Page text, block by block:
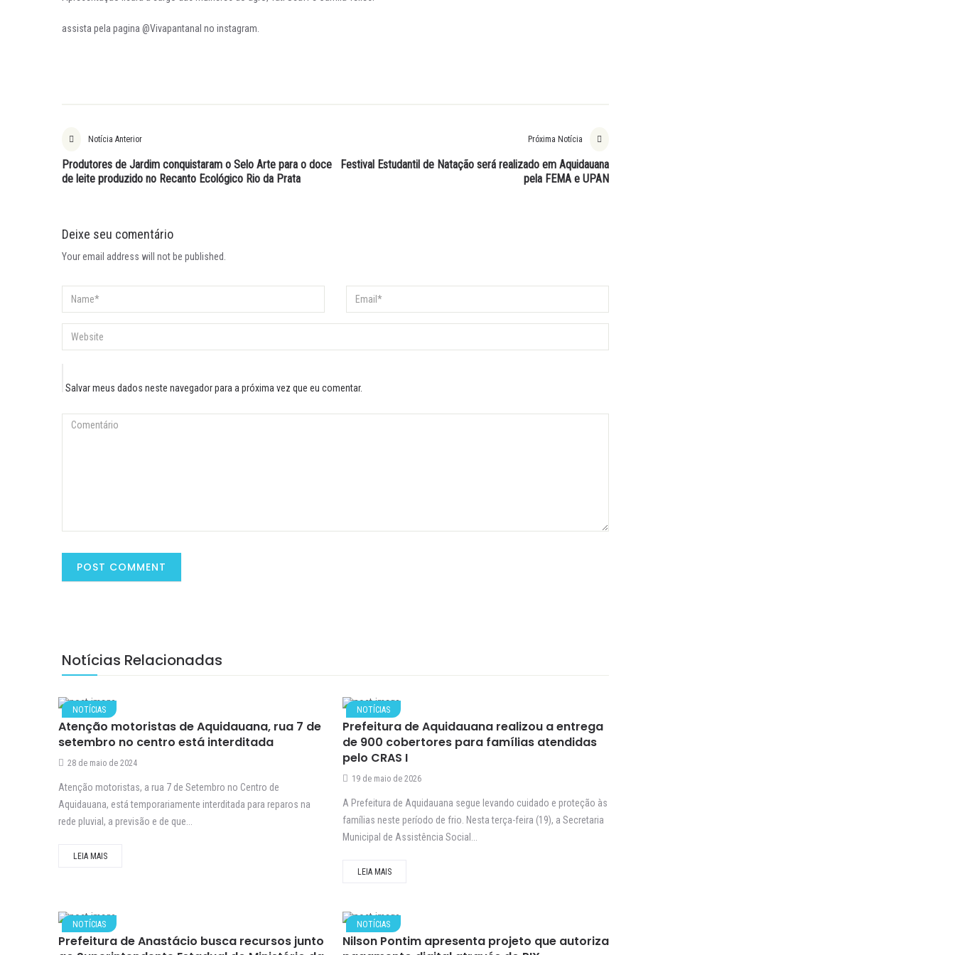
assista pela pagina @Vivapantanal no instagram.
Notícia Anterior
Produtores de Jardim conquistaram o Selo Arte para o doce
de leite produzido no Recanto Ecológico Rio da Prata
Próxima Notícia
Festival Estudantil de Natação será realizado em Aquidauana
pela FEMA e UPAN
Deixe seu comentário
Your email address will not be published.
Salvar meus dados neste navegador para a próxima vez que eu comentar.
Notícias Relacionadas
NOTÍCIAS
Atenção motoristas de Aquidauana, rua 7 de
setembro no centro está interditada
28 de maio de 2024
Atenção motoristas, a rua 7 de Setembro no Centro de
Aquidauana, está temporariamente interditada para reparos na
rede pluvial, a previsão e de que...
LEIA MAIS
NOTÍCIAS
Prefeitura de Aquidauana realizou a entrega
de 900 cobertores para famílias atendidas
pelo CRAS I
19 de maio de 2026
A Prefeitura de Aquidauana segue levando cuidado e proteção às
famílias neste período de frio. Nesta terça-feira (19), a Secretaria
Municipal de Assistência Social...
LEIA MAIS
NOTÍCIAS
Prefeitura de Anastácio busca recursos junto
NOTÍCIAS
Nilson Pontim apresenta projeto que autoriza